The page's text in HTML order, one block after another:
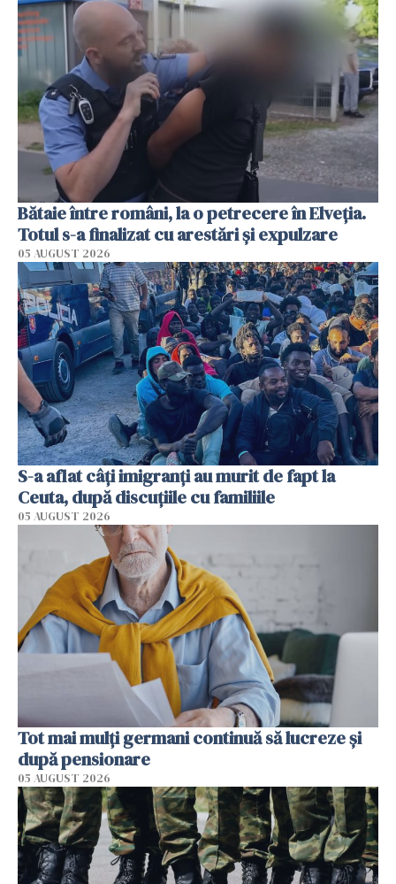
Bătaie între români, la o petrecere în Elveția.
Totul s-a finalizat cu arestări și expulzare
05 AUGUST 2026
S-a aflat câți imigranți au murit de fapt la
Ceuta, după discuțiile cu familiile
05 AUGUST 2026
Tot mai mulți germani continuă să lucreze și
după pensionare
05 AUGUST 2026